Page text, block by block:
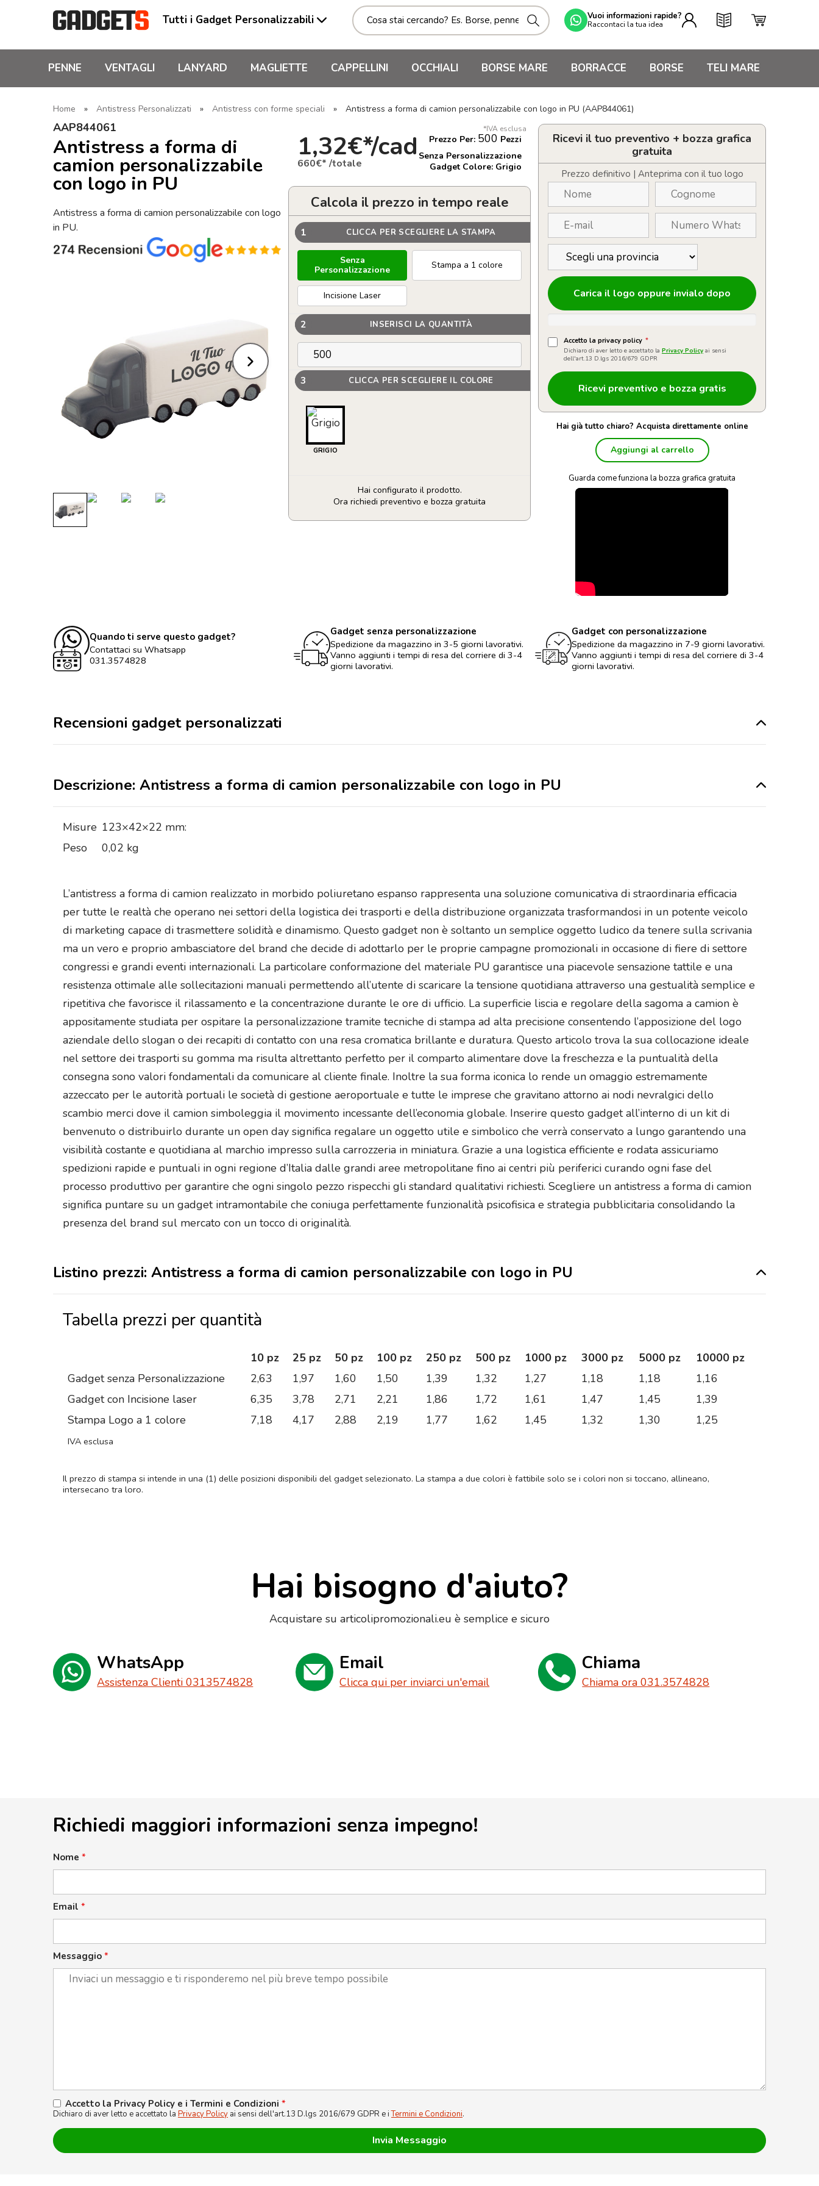
Tutti i Gadget Personalizzabili Vuoi informazioni rapide?
Raccontaci la tua idea
PENNE VENTAGLI LANYARD MAGLIETTE CAPPELLINI OCCHIALI BORSE MARE BORRACCE BORSE TELI MARE
Home » Antistress Personalizzati » Antistress con forme speciali » Antistress a forma di camion personalizzabile con logo in PU (AAP844061)
AAP844061
Antistress a forma di
camion personalizzabile
con logo in PU
Antistress a forma di camion personalizzabile con logo
in PU.
*IVA esclusa
1,32€*/cad
660€* /totale
Prezzo Per: 500 Pezzi
Senza Personalizzazione
Gadget Colore: Grigio
Calcola il prezzo in tempo reale
1 CLICCA PER SCEGLIERE LA STAMPA
Senza
Personalizzazione
Stampa a 1 colore
Incisione Laser
2 INSERISCI LA QUANTITÀ
3 CLICCA PER SCEGLIERE IL COLORE
GRIGIO
Hai configurato il prodotto.
Ora richiedi preventivo e bozza gratuita
Antistress
quantità
Ricevi il tuo preventivo + bozza grafica
gratuita
Prezzo definitivo | Anteprima con il tuo logo
Carica il logo oppure invialo dopo
Accetto la privacy policy *
Dichiaro di aver letto e accettato la Privacy Policy ai sensi
dell'art.13 D.lgs 2016/679 GDPR
Hai già tutto chiaro? Acquista direttamente online
Aggiungi al carrello
Guarda come funziona la bozza grafica gratuita
Quando ti serve questo gadget?
Contattaci su Whatsapp
031.3574828
Gadget senza personalizzazione
Spedizione da magazzino in 3-5 giorni lavorativi.
Vanno aggiunti i tempi di resa del corriere di 3-4
giorni lavorativi.
Gadget con personalizzazione
Spedizione da magazzino in 7-9 giorni lavorativi.
Vanno aggiunti i tempi di resa del corriere di 3-4
giorni lavorativi.
Recensioni gadget personalizzati
Descrizione: Antistress a forma di camion personalizzabile con logo in PU
Misure 123×42×22 mm:
Peso
0,02 kg
L’antistress a forma di camion realizzato in morbido poliuretano espanso rappresenta una soluzione comunicativa di straordinaria efficacia
per tutte le realtà che operano nei settori della logistica dei trasporti e della distribuzione organizzata trasformandosi in un potente veicolo
di marketing capace di trasmettere solidità e dinamismo. Questo gadget non è soltanto un semplice oggetto ludico da tenere sulla scrivania
ma un vero e proprio ambasciatore del brand che decide di adottarlo per le proprie campagne promozionali in occasione di fiere di settore
congressi e grandi eventi internazionali. La particolare conformazione del materiale PU garantisce una piacevole sensazione tattile e una
resistenza ottimale alle sollecitazioni manuali permettendo all’utente di scaricare la tensione quotidiana attraverso una gestualità semplice e
ripetitiva che favorisce il rilassamento e la concentrazione durante le ore di ufficio. La superficie liscia e regolare della sagoma a camion è
appositamente studiata per ospitare la personalizzazione tramite tecniche di stampa ad alta precisione consentendo l’apposizione del logo
aziendale dello slogan o dei recapiti di contatto con una resa cromatica brillante e duratura. Questo articolo trova la sua collocazione ideale
nel settore dei trasporti su gomma ma risulta altrettanto perfetto per il comparto alimentare dove la freschezza e la puntualità della
consegna sono valori fondamentali da comunicare al cliente finale. Inoltre la sua forma iconica lo rende un omaggio estremamente
azzeccato per le autorità portuali le società di gestione aeroportuale e tutte le imprese che gravitano attorno ai nodi nevralgici dello
scambio merci dove il camion simboleggia il movimento incessante dell’economia globale. Inserire questo gadget all’interno di un kit di
benvenuto o distribuirlo durante un open day significa regalare un oggetto utile e simbolico che verrà conservato a lungo garantendo una
visibilità costante e quotidiana al marchio impresso sulla carrozzeria in miniatura. Grazie a una logistica efficiente e rodata assicuriamo
spedizioni rapide e puntuali in ogni regione d’Italia dalle grandi aree metropolitane fino ai centri più periferici curando ogni fase del
processo produttivo per garantire che ogni singolo pezzo rispecchi gli standard qualitativi richiesti. Scegliere un antistress a forma di camion
significa puntare su un gadget intramontabile che coniuga perfettamente funzionalità psicofisica e strategia pubblicitaria consolidando la
presenza del brand sul mercato con un tocco di originalità.
Listino prezzi: Antistress a forma di camion personalizzabile con logo in PU
Tabella prezzi per quantità
10 pz 25 pz 50 pz 100 pz 250 pz 500 pz 1000 pz 3000 pz 5000 pz
10000 pz
Gadget senza Personalizzazione
2,63 1,97 1,60 1,50 1,39 1,32 1,27 1,18 1,18
1,16
Gadget con Incisione laser
6,35 3,78 2,71 2,21 1,86 1,72 1,61 1,47 1,45
1,39
Stampa Logo a 1 colore
7,18 4,17 2,88 2,19 1,77 1,62 1,45 1,32 1,30 1,25
IVA esclusa
Il prezzo di stampa si intende in una (1) delle posizioni disponibili del gadget selezionato. La stampa a due colori è fattibile solo se i colori non si toccano, allineano,
intersecano tra loro.
Hai bisogno d'aiuto?
Acquistare su articolipromozionali.eu è semplice e sicuro
WhatsApp
Assistenza Clienti 0313574828
Email
Clicca qui per inviarci un'email
Chiama
Chiama ora 031.3574828
Richiedi maggiori informazioni senza impegno!
Nome *
Email *
Messaggio *
Accetto la Privacy Policy e i Termini e Condizioni *
Dichiaro di aver letto e accettato la Privacy Policy ai sensi dell'art.13 D.lgs 2016/679 GDPR e iTermini e Condizioni.